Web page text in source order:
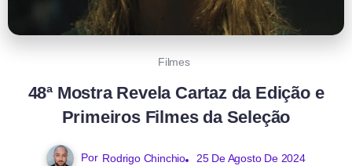
Filmes
48ª Mostra Revela Cartaz da Edição e
Primeiros Filmes da Seleção
Por Rodrigo Chinchio 25 De Agosto De 2024